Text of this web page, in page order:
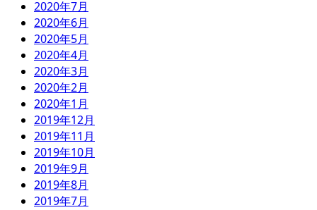
2020年7月
2020年6月
2020年5月
2020年4月
2020年3月
2020年2月
2020年1月
2019年12月
2019年11月
2019年10月
2019年9月
2019年8月
2019年7月